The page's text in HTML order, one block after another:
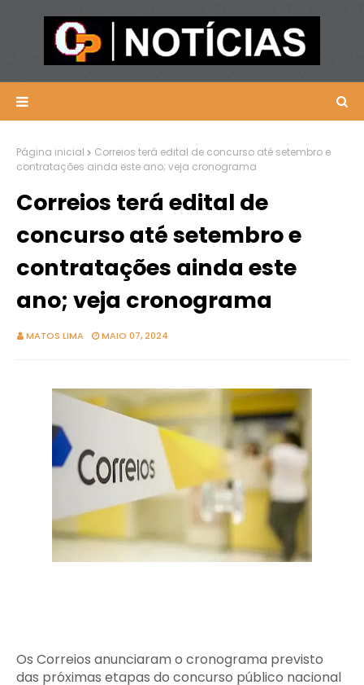
Página inicial
Correios terá edital de concurso até setembro e
contratações ainda este ano; veja cronograma
Correios terá edital de
concurso até setembro e
contratações ainda este
ano; veja cronograma
MATOS LIMA MAIO 07, 2024
Os Correios anunciaram o cronograma previsto
das próximas etapas do concurso público nacional